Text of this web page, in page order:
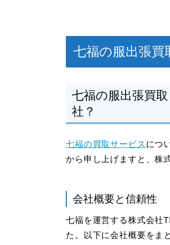
七福の服出張買
七福の服出張買
社？
七福の買取サービス につ
から申し上げますと、株
会社概要と信頼性
七福を運営する株式会社
た。以下に会社概要をま